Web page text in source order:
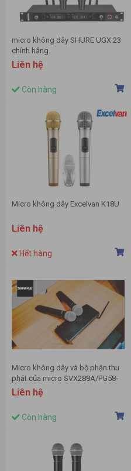
micro không dây SHURE UGX 23
chính hãng
Liên hệ
Còn hàng
Micro không dây Excelvan K18U
Liên hệ
Hết hàng
Micro không dây và bộ phận thu
phát của micro SVX288A/PG58-
G15 hiệu Shure
Liên hệ
Còn hàng